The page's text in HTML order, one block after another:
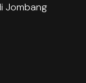
Jombang